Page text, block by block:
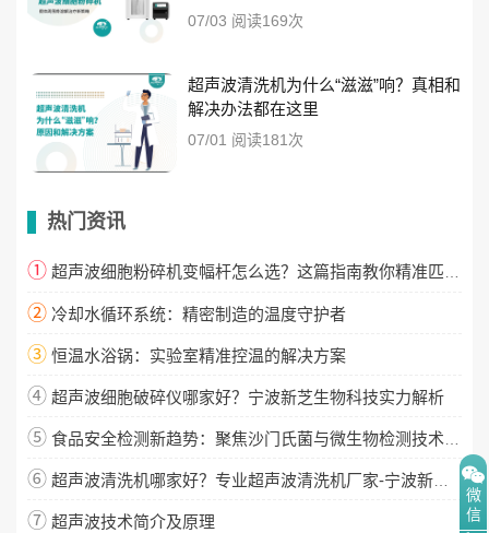
07/03 阅读169次
超声波清洗机为什么“滋滋”响？真相和
解决办法都在这里
07/01 阅读181次
热门资讯
① 超声波细胞粉碎机变幅杆怎么选？这篇指南教你精准匹配！
② 冷却水循环系统：精密制造的温度守护者
③ 恒温水浴锅：实验室精准控温的解决方案
④ 超声波细胞破碎仪哪家好？宁波新芝生物科技实力解析
⑤ 食品安全检测新趋势：聚焦沙门氏菌与微生物检测技术升级
⑥ 超声波清洗机哪家好？专业超声波清洗机厂家-宁波新芝生物
⑦ 超声波技术简介及原理
微
信